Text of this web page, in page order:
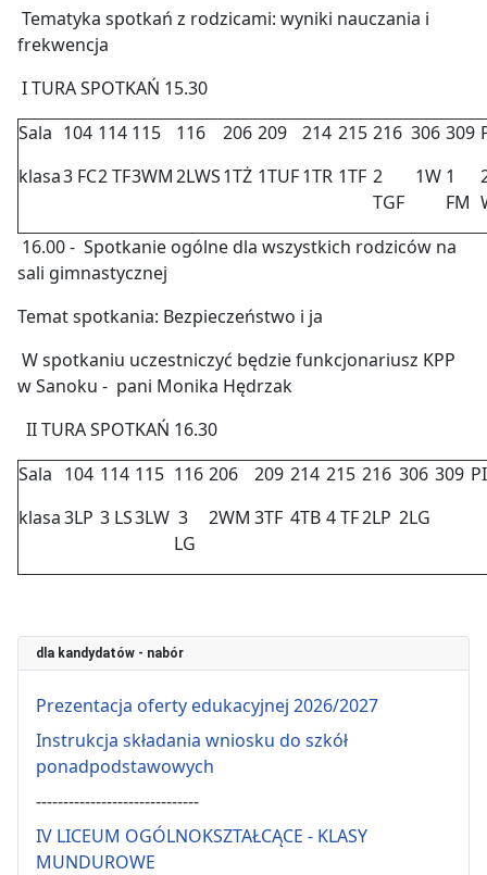
Tematyka spotkań z rodzicami: wyniki nauczania i
frekwencja
I TURA SPOTKAŃ 15.30
Sala 104 114 115 116 206 209 214 215 216 306 309
klasa3 FC2 TF3WM2LWS1TŻ 1TUF1TR 1TF 2
TGF
1W 1
FM
16.00 - Spotkanie ogólne dla wszystkich rodziców na
sali gimnastycznej
Temat spotkania: Bezpieczeństwo i ja
W spotkaniu uczestniczyć będzie funkcjonariusz KPP
w Sanoku - pani Monika Hędrzak
II TURA SPOTKAŃ 16.30
Sala 104 114 115 116 206 209 214 215 216 306 309 PI
klasa3LP 3 LS3LW 3
LG
2WM 3TF 4TB 4 TF2LP 2LG
dla kandydatów - nabór
Prezentacja oferty edukacyjnej 2026/2027
Instrukcja składania wniosku do szkół
ponadpodstawowych
------------------------------
IV LICEUM OGÓLNOKSZTAŁCĄCE - KLASY
MUNDUROWE